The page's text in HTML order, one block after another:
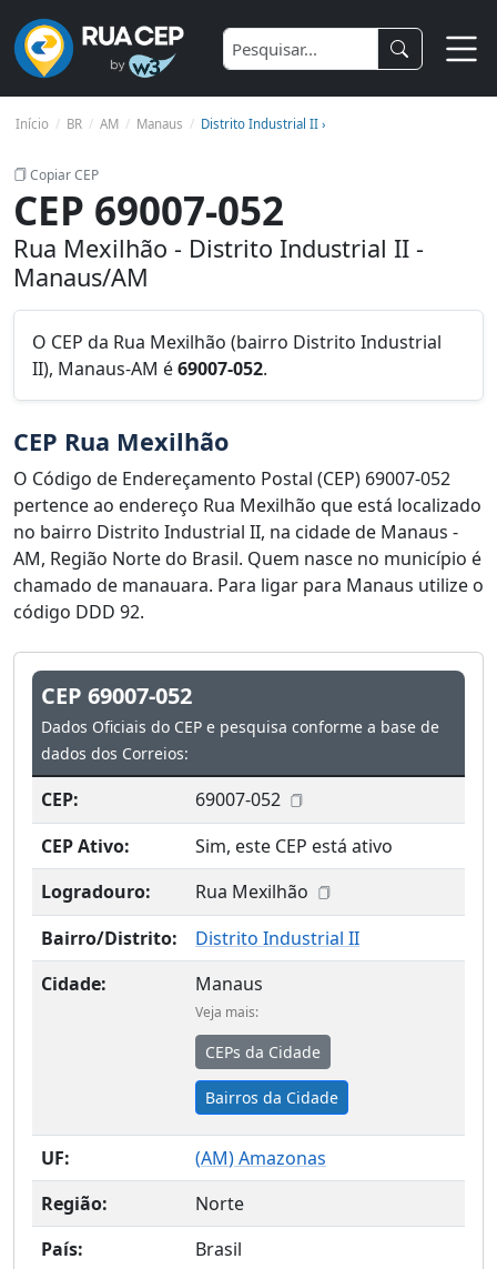
Início BR AM Manaus Distrito Industrial II ›
Copiar CEP
CEP 69007-052
Rua Mexilhão - Distrito Industrial II -
Manaus/AM
O CEP da Rua Mexilhão (bairro Distrito Industrial
II), Manaus-AM é69007-052.
CEP Rua Mexilhão
O Código de Endereçamento Postal (CEP) 69007-052
pertence ao endereço Rua Mexilhão que está localizado
no bairro Distrito Industrial II, na cidade de Manaus -
AM, Região Norte do Brasil. Quem nasce no município é
chamado de manauara. Para ligar para Manaus utilize o
código DDD 92.
CEP 69007-052
Dados Oficiais do CEP e pesquisa conforme a base de
dados dos Correios:
CEP:
69007-052
CEP Ativo:
Sim, este CEP está ativo
Logradouro:
Rua Mexilhão
Bairro/Distrito:
Distrito Industrial II
Cidade:
Manaus
Veja mais:
CEPs da Cidade
Bairros da Cidade
UF: (AM) Amazonas
Região:
Norte
País:
Brasil